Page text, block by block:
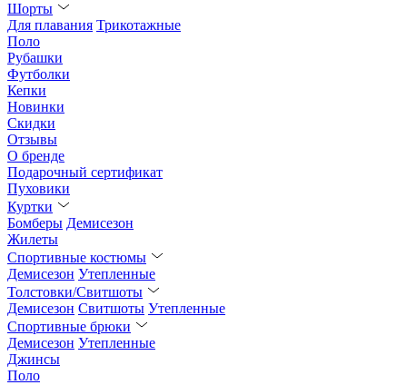
Шорты
Для плавания Трикотажные
Поло
Рубашки
Футболки
Кепки
Новинки
Скидки
Отзывы
О бренде
Подарочный сертификат
Пуховики
Куртки
Бомберы Демисезон
Жилеты
Спортивные костюмы
Демисезон Утепленные
Толстовки/Свитшоты
Демисезон Свитшоты Утепленные
Спортивные брюки
Демисезон Утепленные
Джинсы
Поло